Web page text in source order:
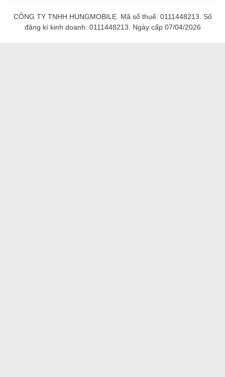
CÔNG TY TNHH HUNGMOBILE. Mã số thuế: 0111448213. Số
đăng kí kinh doanh: 0111448213. Ngày cấp 07/04/2026